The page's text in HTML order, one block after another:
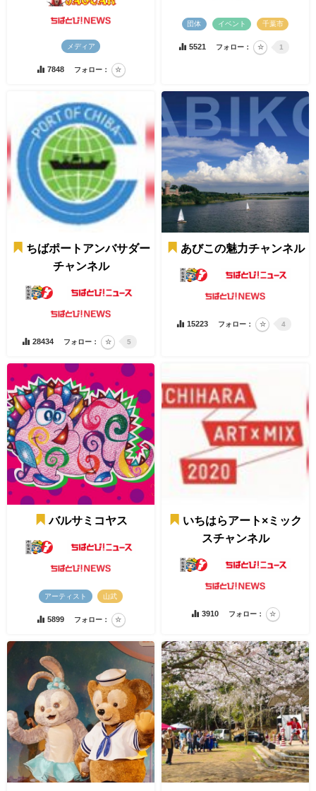
メディア
7848 フォロー：
団体 イベント 千葉市
5521 フォロー： 1
ちばポートアンバサダー
チャンネル
28434 フォロー： 5
あびこの魅力チャンネル
15223 フォロー： 4
バルサミコヤス
アーティスト 山武
5899 フォロー：
いちはらアート×ミック
スチャンネル
3910 フォロー：